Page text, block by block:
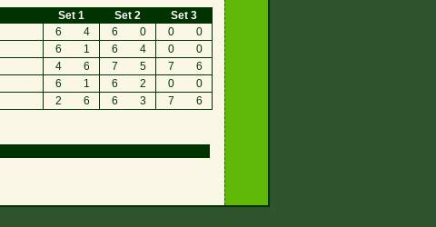
Set 1 Set 2
Set 3
6 4 6 0 0
0
6 1 6 4 0
0
4 6 7 5 7
6
6 1 6 2 0
0
2 6 6 3 7 6